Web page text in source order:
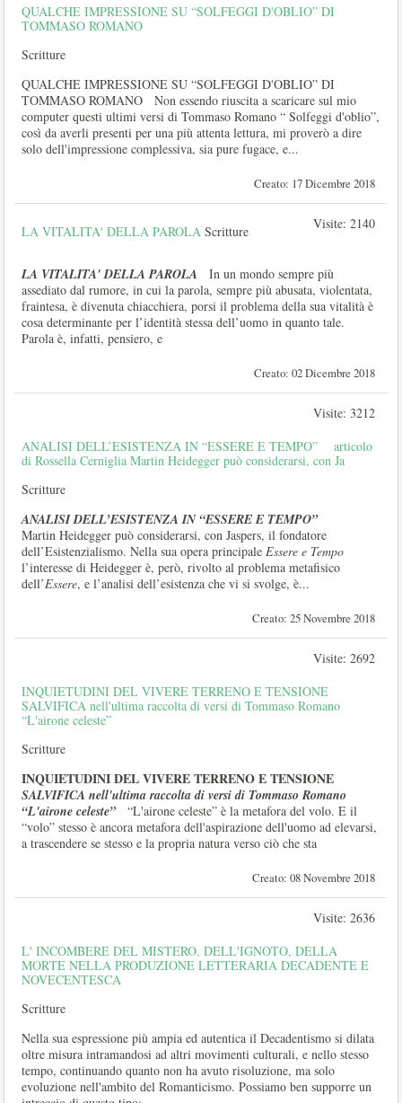
QUALCHE IMPRESSIONE SU “SOLFEGGI D'OBLIO” DI
TOMMASO ROMANO
Scritture
QUALCHE IMPRESSIONE SU “SOLFEGGI D'OBLIO” DI
TOMMASO ROMANO Non essendo riuscita a scaricare sul mio
computer questi ultimi versi di Tommaso Romano “ Solfeggi d'oblio”,
così da averli presenti per una più attenta lettura, mi proverò a dire
solo dell'impressione complessiva, sia pure fugace, e...
Creato: 17 Dicembre 2018
Visite: 2140
LA VITALITA' DELLA PAROLA Scritture
LA VITALITA' DELLA PAROLA In un mondo sempre più
assediato dal rumore, in cui la parola, sempre più abusata, violentata,
fraintesa, è divenuta chiacchiera, porsi il problema della sua vitalità è
cosa determinante per l’identità stessa dell’uomo in quanto tale.
Parola è, infatti, pensiero, e
Creato: 02 Dicembre 2018
Visite: 3212
ANALISI DELL’ESISTENZA IN “ESSERE E TEMPO” articolo
di Rossella Cerniglia Martin Heidegger può considerarsi, con Ja
Scritture
ANALISI DELL’ESISTENZA IN “ESSERE E TEMPO”
Martin Heidegger può considerarsi, con Jaspers, il fondatore
dell’Esistenzialismo. Nella sua opera principale Essere e Tempo
l’interesse di Heidegger è, però, rivolto al problema metafisico
dell’Essere, e l’analisi dell’esistenza che vi si svolge, è...
Creato: 25 Novembre 2018
Visite: 2692
INQUIETUDINI DEL VIVERE TERRENO E TENSIONE
SALVIFICA nell'ultima raccolta di versi di Tommaso Romano
“L'airone celeste”
Scritture
INQUIETUDINI DEL VIVERE TERRENO E TENSIONE
SALVIFICA nell'ultima raccolta di versi di Tommaso Romano
“L'airone celeste”“L'airone celeste” è la metafora del volo. E il
“volo” stesso è ancora metafora dell'aspirazione dell'uomo ad elevarsi,
a trascendere se stesso e la propria natura verso ciò che sta
Creato: 08 Novembre 2018
Visite: 2636
L' INCOMBERE DEL MISTERO, DELL'IGNOTO, DELLA
MORTE NELLA PRODUZIONE LETTERARIA DECADENTE E
NOVECENTESCA
Scritture
Nella sua espressione più ampia ed autentica il Decadentismo si dilata
oltre misura intramandosi ad altri movimenti culturali, e nello stesso
tempo, continuando quanto non ha avuto risoluzione, ma solo
evoluzione nell'ambito del Romanticismo. Possiamo ben supporre un